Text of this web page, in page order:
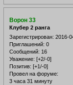
Ворон 33
Клубер 2 ранга
Зарегистрирован: 2016-
Приглашений: 0
Сообщений: 16
Уважение: [+2/-0]
Позитив: [+1/-0]
Провел на форуме:
3 часа 31 минуту